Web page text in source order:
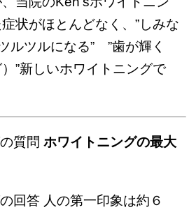
状がほとんどなく、”しみな
ルツルになる” ”歯が輝く
）”新しいホワイトニングで
ホワイトニングの最大
人の第一印象は約６